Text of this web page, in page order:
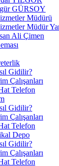
GÜRSOY
Müdürü
Müdür
Ali Çimen
Gidilir?
Çalışanları
Telefon
Gidilir?
Çalışanları
Telefon
Depo
Gidilir?
Çalışanları
Telefon